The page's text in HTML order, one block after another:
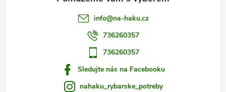
info@na-haku.cz
736260357
736260357
Sledujte nás na Facebooku
nahaku_rybarske_potreby